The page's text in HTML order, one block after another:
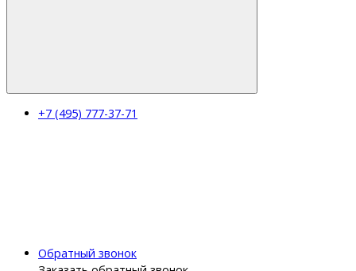
+7 (495) 777-37-71
Обратный звонок